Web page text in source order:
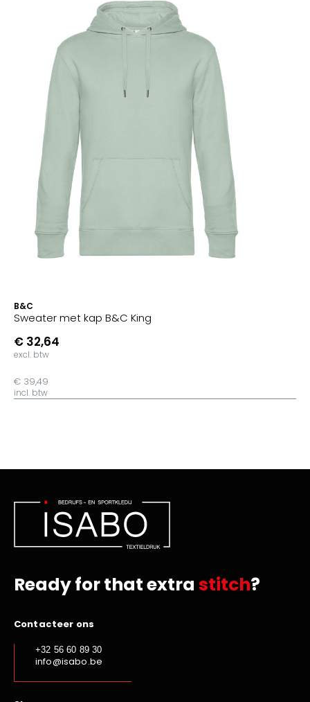
B&C
Sweater met kap B&C King
€ 32,64
excl. btw
€ 39,49
incl. btw
Ready for that extra stitch?
Contacteer ons
+32 56 60 89 30
info@isabo.be